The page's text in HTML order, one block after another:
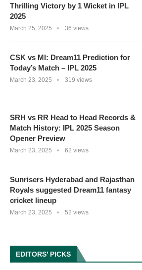
Thrilling Victory by 1 Wicket in IPL
2025
March 25, 2025 36 views
CSK vs MI: Dream11 Prediction for
Today’s Match – IPL 2025
March 23, 2025 319 views
SRH vs RR Head to Head Records &
Match History: IPL 2025 Season
Opener Preview
March 23, 2025 62 views
Sunrisers Hyderabad and Rajasthan
Royals suggested Dream11 fantasy
cricket lineup
March 23, 2025 52 views
EDITORS’ PICKS